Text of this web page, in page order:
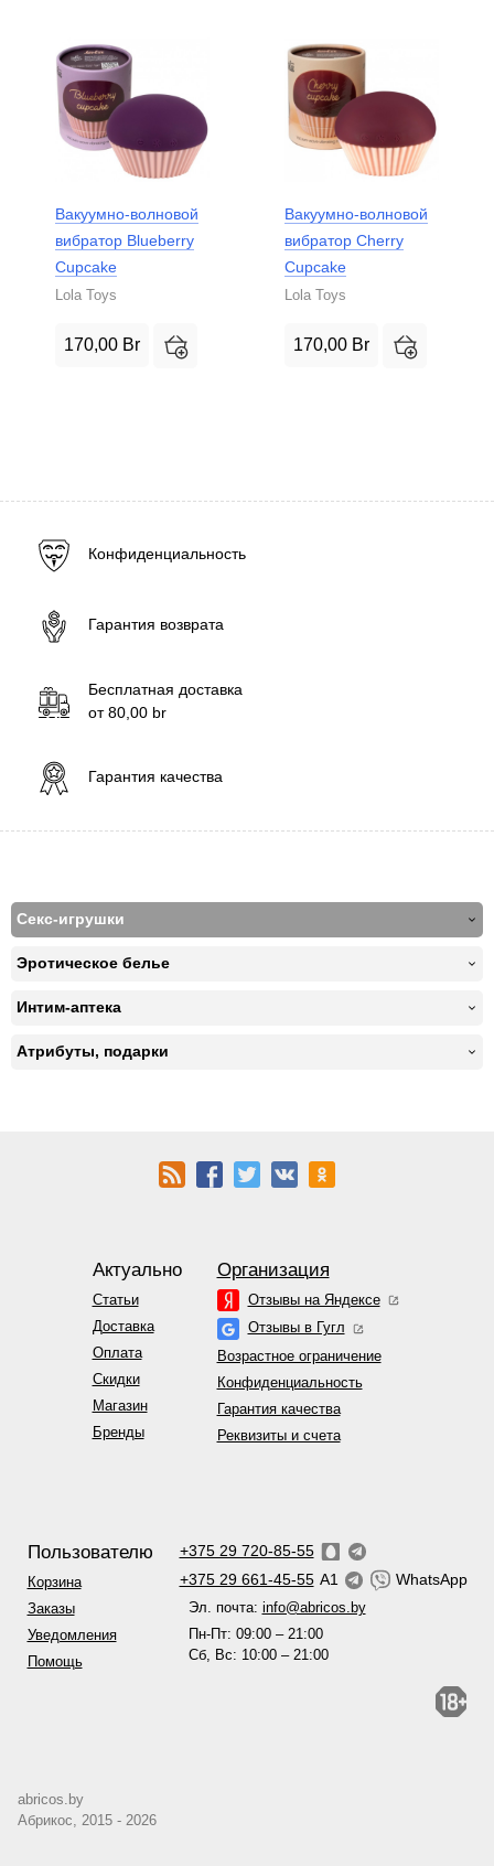
Вакуумно-волновой
вибратор Blueberry
Cupcake
Lola Toys
170,00 Br
Вакуумно-волновой
вибратор Cherry
Cupcake
Lola Toys
170,00 Br
Конфиденциальность
Гарантия возврата
Бесплатная доставка
от80,00 br
Гарантия качества
Секс-игрушки
Эротическое белье
Интим-аптека
Атрибуты, подарки
Актуально
Статьи
Доставка
Оплата
Скидки
Магазин
Бренды
Организация
Отзывы на Яндексе
Отзывы в Гугл
Возрастное ограничение
Конфиденциальность
Гарантия качества
Реквизиты и счета
Пользователю
Корзина
Заказы
Уведомления
Помощь
+375 29 720-85-55
+375 29 661-45-55 A1 WhatsApp
Эл. почта: info@abricos.by
Пн-Пт: 09:00 – 21:00
Сб, Вс: 10:00 – 21:00
abricos.by
Абрикос, 2015 - 2026